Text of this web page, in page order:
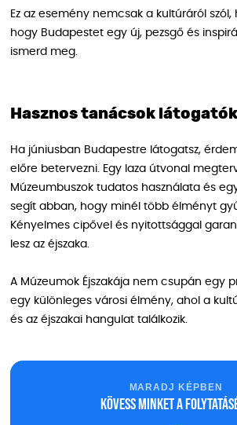
Ez az esemény nemcsak a kultúráról szól,
hogy Budapestet egy új, pezsgő és
ismerd meg.
Hasznos tanácsok
Ha júniusban Budapestre látogatsz,
előre betervezni. Egy laza útvonal
Múzeumbuszok tudatos használata és
segít abban, hogy minél több élményt
Kényelmes cipővel és nyitottsággal
lesz az éjszaka.
A Múzeumok Éjszakája nem csupán egy
egy különleges városi élmény, ahol a
és az éjszakai hangulat találkozik.
MARADJ KÉPBEN
Kövess minket a